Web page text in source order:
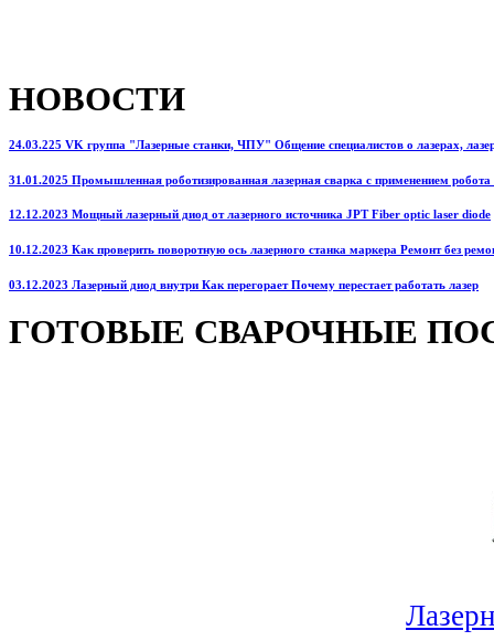
НОВОСТИ
24.03.225 VK группа "Лазерные станки, ЧПУ" Общение специалистов о лазерах,
31.01.2025 Промышленная роботизированная лазерная сварка с применением
12.12.2023 Мощный лазерный диод от лазерного источника JPT Fiber optic laser diode
10.12.2023 Как проверить поворотную ось лазерного станка маркера Ремонт без
03.12.2023 Лазерный диод внутри Как перегорает Почему перестает работать лазер
ГОТОВЫЕ СВАРОЧНЫЕ